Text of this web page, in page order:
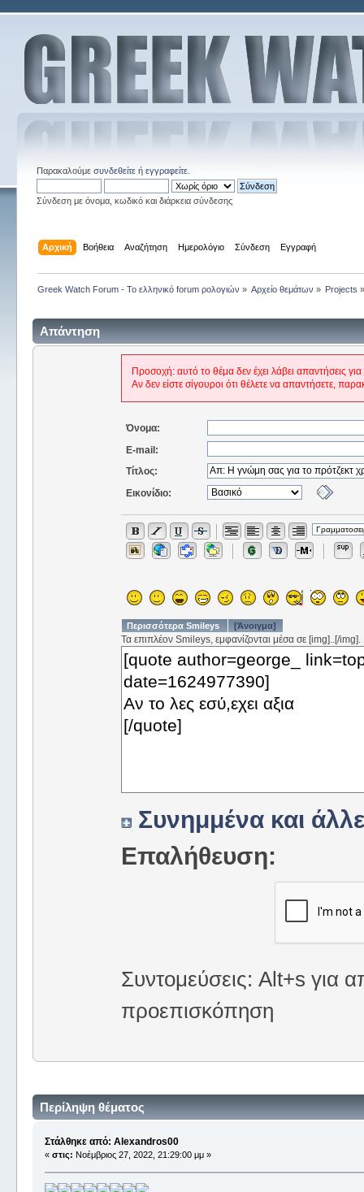
Παρακαλούμε συνδεθείτεή εγγραφείτε.
Σύνδεση με όνομα, κωδικό και διάρκεια σύνδεσης
Αρχική Βοήθεια Αναζήτηση Ημερολόγιο Σύνδεση Εγγραφή
Greek Watch Forum - Το ελληνικό forum ρολογιών » Αρχείο θεμάτων » Projects
Απάντηση
Προσοχή: αυτό το θέμα δεν έχει λάβει απαντήσεις
Αν δεν είστε σίγουροι ότι θέλετε να απαντήσετε,
Όνομα:
E-mail:
Τίτλος:
Εικονίδιο:
Περισσότερα Smileys [Άνοιγμα]
Τα επιπλέον Smileys, εμφανίζονται μέσα σε [img]..[/img].
Συνημμένα και
Επαλήθευση:
Συντομεύσεις: Alt+s για
προεπισκόπηση
Περίληψη θέματος
Στάλθηκε από: Alexandros00
« στις: Νοέμβριος 27, 2022, 21:29:00 μμ »